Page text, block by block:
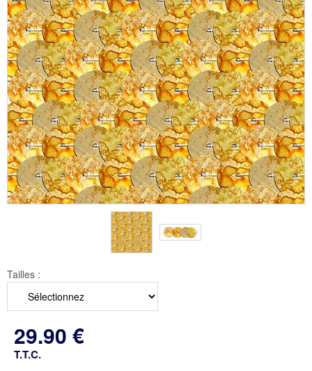
Tailles :
29.90 €
T.T.C.